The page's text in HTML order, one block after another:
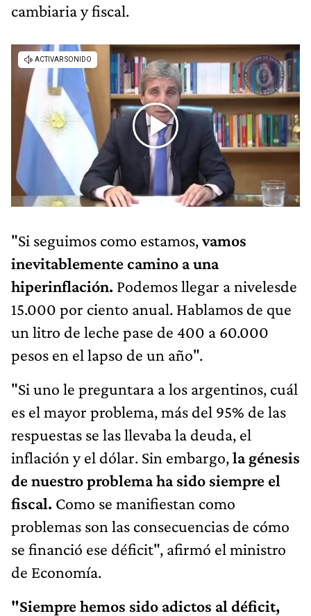
cambiaria y fiscal.
"Si seguimos como estamos,vamos
inevitablemente camino a una
hiperinflación. Podemos llegar a nivelesde
15.000 por ciento anual. Hablamos de que
un litro de leche pase de 400 a 60.000
pesos en el lapso de un año".
"Si uno le preguntara a los argentinos, cuál
es el mayor problema, más del 95% de las
respuestas se las llevaba la deuda, el
inflación y el dólar. Sin embargo,la génesis
de nuestro problema ha sido siempre el
fiscal. Como se manifiestan como
problemas son las consecuencias de cómo
se financió ese déficit", afirmó el ministro
de Economía.
"Siempre hemos sido adictos al déficit,